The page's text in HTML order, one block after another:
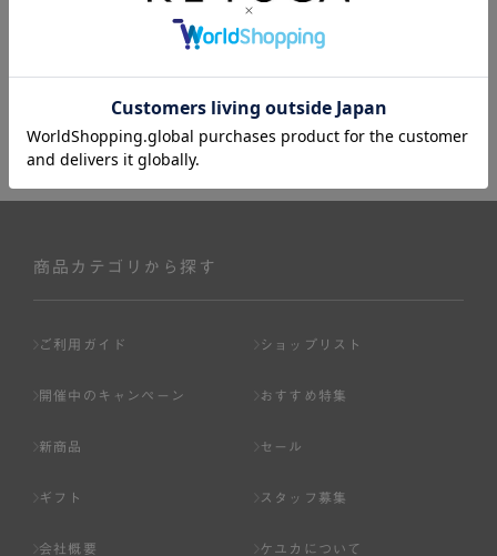
商品カテゴリから探す
ご利用ガイド ショップリスト
開催中のキャンペーン おすすめ特集
新商品 セール
ギフト スタッフ募集
会社概要 ケユカについて